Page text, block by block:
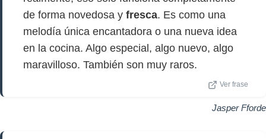
de forma novedosa y fresca. Es como una
melodía única encantadora o una nueva idea
en la cocina. Algo especial, algo nuevo, algo
maravilloso. También son muy raros.
Ver frase
Jasper Fforde